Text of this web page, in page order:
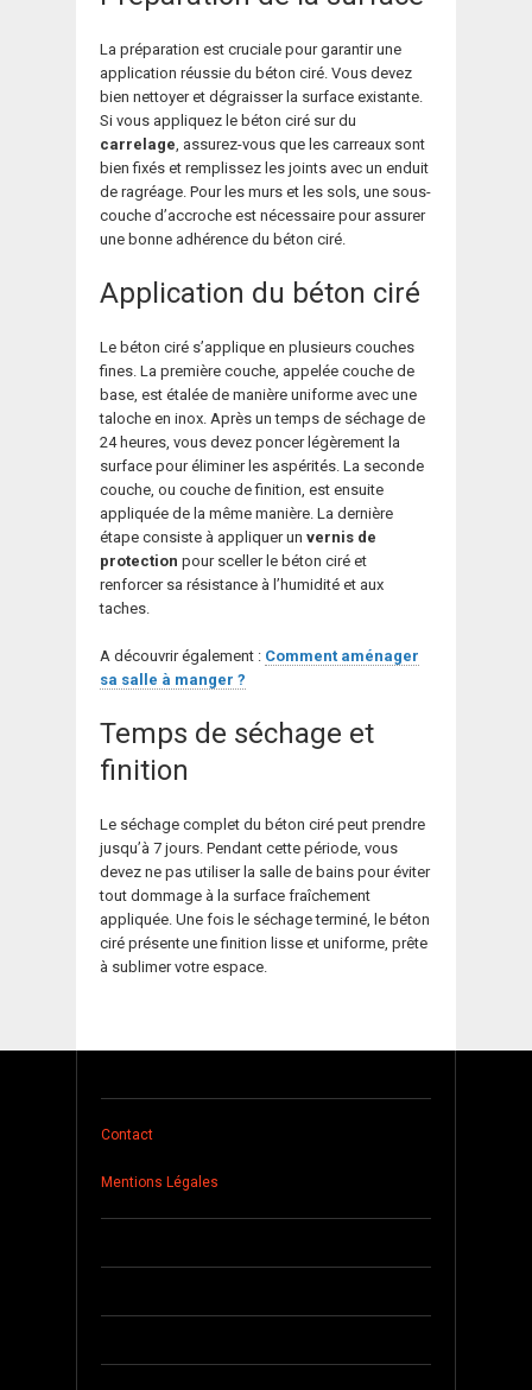
La préparation est cruciale pour garantir une
application réussie du béton ciré. Vous devez
bien nettoyer et dégraisser la surface existante.
Si vous appliquez le béton ciré sur du
carrelage , assurez-vous que les carreaux sont
bien fixés et remplissez les joints avec un enduit
de ragréage. Pour les murs et les sols, une sous-
couche d’accroche est nécessaire pour assurer
une bonne adhérence du béton ciré.
Application du béton ciré
Le béton ciré s’applique en plusieurs couches
fines. La première couche, appelée couche de
base, est étalée de manière uniforme avec une
taloche en inox. Après un temps de séchage de
24 heures, vous devez poncer légèrement la
surface pour éliminer les aspérités. La seconde
couche, ou couche de finition, est ensuite
appliquée de la même manière. La dernière
étape consiste à appliquer un vernis de
protection pour sceller le béton ciré et
renforcer sa résistance à l’humidité et aux
taches.
A découvrir également : Comment aménager
sa salle à manger ?
Temps de séchage et
finition
Le séchage complet du béton ciré peut prendre
jusqu’à 7 jours. Pendant cette période, vous
devez ne pas utiliser la salle de bains pour éviter
tout dommage à la surface fraîchement
appliquée. Une fois le séchage terminé, le béton
ciré présente une finition lisse et uniforme, prête
à sublimer votre espace.
Contact
Mentions Légales